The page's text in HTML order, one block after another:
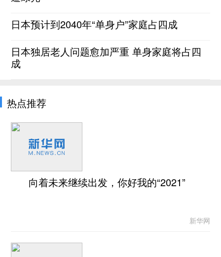
日本预计到2040年“单身户”家庭占四成
日本独居老人问题愈加严重 单身家庭将占四
成
热点推荐
向着未来继续出发，你好我的“2021”
新华网